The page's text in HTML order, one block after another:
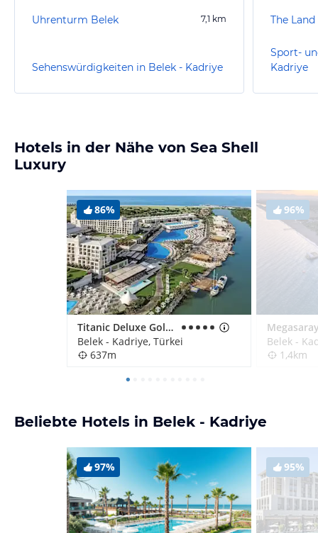
Uhrenturm Belek 7,1 km
Sehenswürdigkeiten in Belek - Kadriye
Sport-
Kadriye
Hotels in der Nähe von Sea Shell
Luxury
86%
Titanic Deluxe Golf Belek
Belek - Kadriye, Türkei
637m
96%
Belek -
1,4km
Beliebte Hotels in Belek - Kadriye
97% 95%